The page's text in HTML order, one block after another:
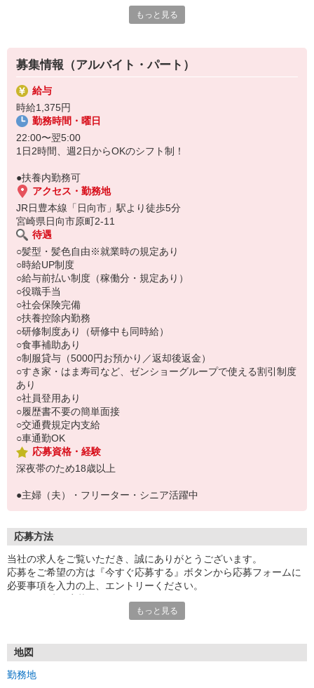
なか卯、かつ庵、ココス、ジョリーパスタ、ビッグボーイ、華屋
ョーグループ！
その中のひとつ『すき家』でお仕事しませんか？
あなたの笑顔で！
すばやく提供！
他にも、食材の調整や金銭管理、新しく入社したクルーの研修など
様々なお仕事があります。
セルフオーダー、セルフ会計で、現金の受け渡しはほとんどありま
せん。※一部店舗を除く
取り間違いもなく安心でスムーズ♪
マニュアルも用意していますので飲食店が初めての方でも大丈夫！
もちろん先輩クルーがしっかり教えてくれるので安心してくださ
い。
もっと見る
募集情報（アルバイト・パート）
給与
時給1,375円
勤務時間・曜日
22:00〜翌5:00
1日2時間、週2日からOKのシフト制！
●扶養内勤務可
アクセス・勤務地
JR日豊本線「日向市」駅より徒歩5分
宮崎県日向市原町2-11
待遇
○髪型・髪色自由※就業時の規定あり
○時給UP制度
○給与前払い制度（稼働分・規定あり）
○役職手当
○社会保険完備
○扶養控除内勤務
○研修制度あり（研修中も同時給）
○食事補助あり
○制服貸与（5000円お預かり／返却後返金）
○すき家・はま寿司など、ゼンショーグループで使える割引制度
あり
○社員登用あり
○履歴書不要の簡単面接
○交通費規定内支給
○車通勤OK
応募資格・経験
深夜帯のため18歳以上
●主婦（夫）・フリーター・シニア活躍中
応募方法
当社の求人をご覧いただき、誠にありがとうございます。
応募をご希望の方は『今すぐ応募する』ボタンから応募フォームに
必要事項を入力の上、エントリーください。
号」など
もっと見る
地図
勤務地